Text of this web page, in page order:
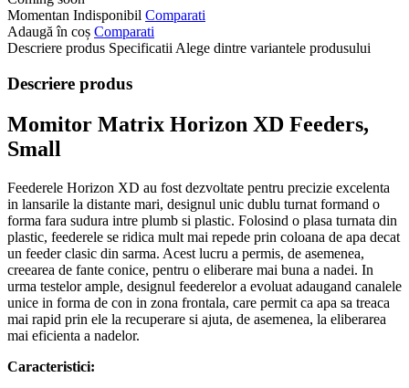
Momentan Indisponibil Comparati
Adaugă în coș Comparati
Descriere produs Specificatii Alege dintre variantele produsului
Descriere produs
Momitor Matrix Horizon XD Feeders,
Small
Feederele Horizon XD au fost dezvoltate pentru precizie excelenta
in lansarile la distante mari, designul unic dublu turnat formand o
forma fara sudura intre plumb si plastic. Folosind o plasa turnata din
plastic, feederele se ridica mult mai repede prin coloana de apa decat
un feeder clasic din sarma. Acest lucru a permis, de asemenea,
creearea de fante conice, pentru o eliberare mai buna a nadei. In
urma testelor ample, designul feederelor a evoluat adaugand canalele
unice in forma de con in zona frontala, care permit ca apa sa treaca
mai rapid prin ele la recuperare si ajuta, de asemenea, la eliberarea
mai eficienta a nadelor.
Caracteristici: